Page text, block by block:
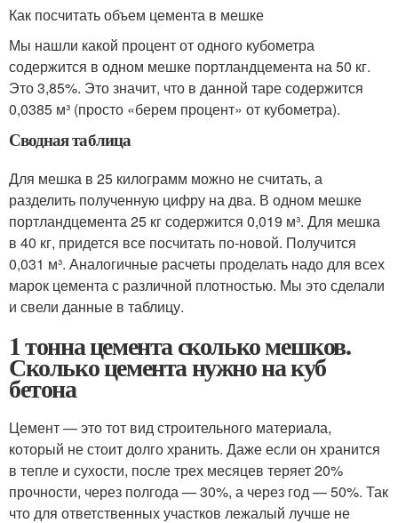
Как посчитать объем цемента в мешке
Мы нашли какой процент от одного кубометра
содержится в одном мешке портландцемента на 50 кг.
Это 3,85%. Это значит, что в данной таре содержится
0,0385 м³ (просто «берем процент» от кубометра).
Сводная таблица
Для мешка в 25 килограмм можно не считать, а
разделить полученную цифру на два. В одном мешке
портландцемента 25 кг содержится 0,019 м³. Для мешка
в 40 кг, придется все посчитать по-новой. Получится
0,031 м³. Аналогичные расчеты проделать надо для всех
марок цемента с различной плотностью. Мы это сделали
и свели данные в таблицу.
1 тонна цемента сколько мешков.
Сколько цемента нужно на куб
бетона
Цемент — это тот вид строительного материала,
который не стоит долго хранить. Даже если он хранится
в тепле и сухости, после трех месяцев теряет 20%
прочности, через полгода — 30%, а через год — 50%. Так
что для ответственных участков лежалый лучше не